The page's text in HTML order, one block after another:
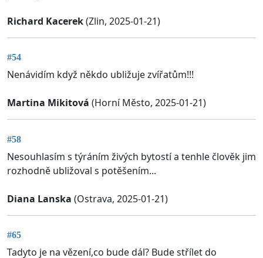
Richard Kacerek(Zlin, 2025-01-21)
#54
Nenávidím když někdo ubližuje zvířatům!!!
Martina Mikitová (Horní Město, 2025-01-21)
#58
Nesouhlasím s týráním živých bytostí a tenhle člověk jim
rozhodně ubližoval s potěšením...
Diana Lanska (Ostrava, 2025-01-21)
#65
Tadyto je na vězení,co bude dál? Bude střílet do